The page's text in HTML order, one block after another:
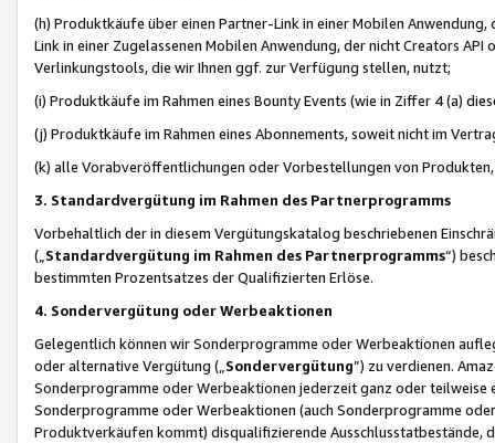
(h) Produktkäufe über einen Partner-Link in einer Mobilen
Link in einer Zugelassenen Mobilen Anwendung, der nicht Creators
Verlinkungstools, die wir Ihnen ggf. zur Verfügung stellen, nutzt;
(i) Produktkäufe im Rahmen eines Bounty Events (wie in Ziffer 4 (a)
(j) Produktkäufe im Rahmen eines Abonnements, soweit nicht im
(k) alle Vorabveröffentlichungen oder Vorbestellungen von
3. Standardvergütung im Rahmen des Partnerprogramms
Vorbehaltlich der in diesem Vergütungskatalog beschriebenen
(„ Standardvergütung im Rahmen des Partnerprogramms“)
bestimmten Prozentsatzes der Qualifizierten Erlöse.
4. Sondervergütung oder Werbeaktionen
Gelegentlich können wir Sonderprogramme oder Werbeaktionen
oder alternative Vergütung („ Sondervergütung”) zu verdienen.
Sonderprogramme oder Werbeaktionen jederzeit ganz oder
Sonderprogramme oder Werbeaktionen (auch Sonderprogramme
Produktverkäufen kommt) disqualifizierende Ausschlusstatbestände,